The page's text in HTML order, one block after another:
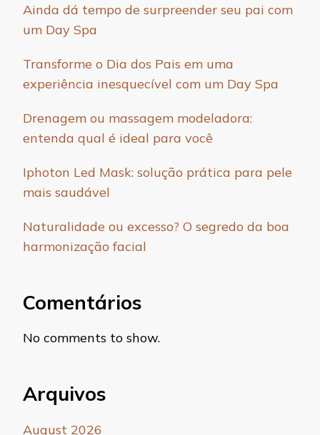
Ainda dá tempo de surpreender seu pai com
um Day Spa
Transforme o Dia dos Pais em uma
experiência inesquecível com um Day Spa
Drenagem ou massagem modeladora:
entenda qual é ideal para você
Iphoton Led Mask: solução prática para pele
mais saudável
Naturalidade ou excesso? O segredo da boa
harmonização facial
Comentários
No comments to show.
Arquivos
August 2026